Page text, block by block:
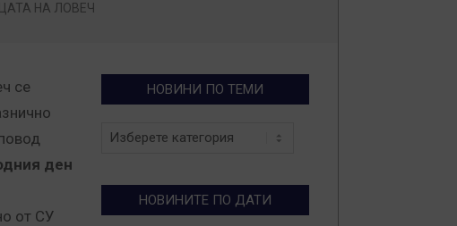
НА ЛОВЕЧ
се
ден
от СУ
НОВИНИ ПО ТЕМИ
Новини
НОВИНИТЕ ПО ДАТИ